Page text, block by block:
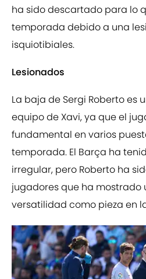
ha sido descartado para lo
temporada debido a una
isquiotibiales.
Lesionados
La baja de Sergi Roberto es
equipo de Xavi, ya que el
fundamental en varios
temporada. El Barça ha
irregular, pero Roberto ha
jugadores que ha mostrado
versatilidad como pieza en